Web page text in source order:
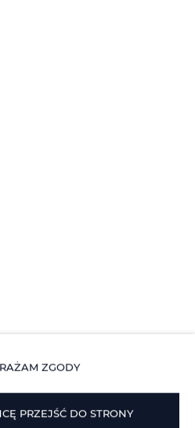
, 06063 San Feliciano
ZGODY
PRZEJŚĆ DO STRONY